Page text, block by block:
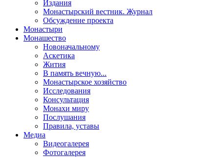
Издания
Монастырский вестник. Журнал
Обсуждение проекта
Монастыри
Монашество
Новоначальному
Аскетика
Жития
В память вечную...
Монастырское хозяйство
Исследования
Консультация
Монахи миру
Послушания
Правила, уставы
Медиа
Видеогалерея
Фотогалерея